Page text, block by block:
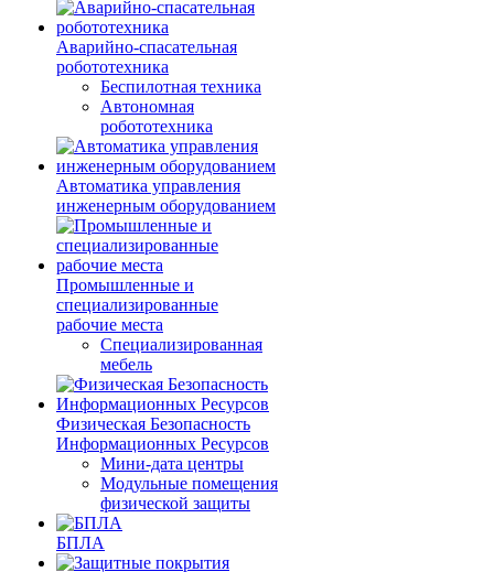
Аварийно-спасательная
робототехника
Беспилотная техника
Автономная
робототехника
Автоматика управления
инженерным оборудованием
Промышленные и
специализированные
рабочие места
Специализированная
мебель
Физическая Безопасность
Информационных Ресурсов
Мини-дата центры
Модульные помещения
физической защиты
БПЛА